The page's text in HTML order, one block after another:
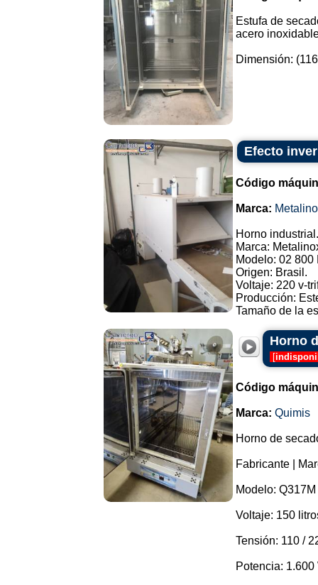
Estufa de
acero
Dimensión:
Efecto
Código
Marca:
Horno industrial.
Marca:
Modelo: 02 800
Origen: Brasil.
Voltaje: 220 v-
Producción:
Tamaño de la
Horno
[
Código
Marca: Quimis
Horno de
Fabricante |
Modelo: Q317M
Voltaje: 150
Tensión: 110 /
Potencia: 1.600